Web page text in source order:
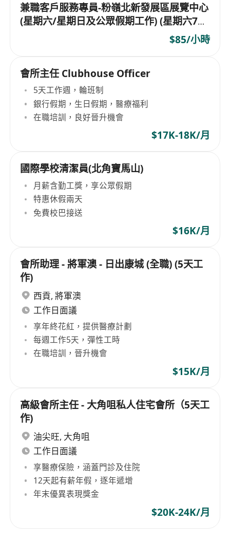
兼職客戶服務專員-粉嶺北新發展區展覽中心
(星期六/星期日及公眾假期工作) (星期六7小
時 日薪 $622.2 /星期日8小時日薪 $711.1)
$85/小時
會所主任 Clubhouse Officer
5天工作週，輪班制
銀行假期，生日假期，醫療福利
在職培訓，良好晉升機會
$17K-18K/月
國際學校清潔員(北角寶馬山)
月薪含勤工獎，享公眾假期
特惠休假兩天
免費校巴接送
$16K/月
會所助理 - 將軍澳 - 日出康城 (全職) (5天工
作)
西貢, 將軍澳
工作日面議
享年終花紅，提供醫療計劃
每週工作5天，彈性工時
在職培訓，晉升機會
$15K/月
高級會所主任 - 大角咀私人住宅會所（5天工
作)
油尖旺, 大角咀
工作日面議
享醫療保險，涵蓋門診及住院
12天起有薪年假，逐年遞增
年末優異表現獎金
$20K-24K/月